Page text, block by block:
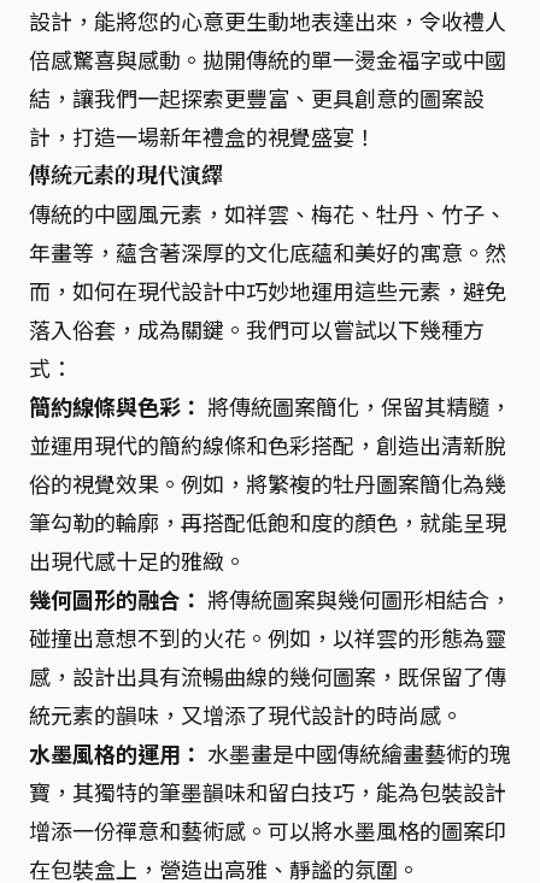
設計，能將您的心意更生動地表達出來，令收禮人
倍感驚喜與感動。拋開傳統的單一燙金福字或中國
結，讓我們一起探索更豐富、更具創意的圖案設
計，打造一場新年禮盒的視覺盛宴！
傳統元素的現代演繹
傳統的中國風元素，如祥雲、梅花、牡丹、竹子、
年畫等，蘊含著深厚的文化底蘊和美好的寓意。然
而，如何在現代設計中巧妙地運用這些元素，避免
落入俗套，成為關鍵。我們可以嘗試以下幾種方
式：
簡約線條與色彩： 將傳統圖案簡化，保留其精髓，
並運用現代的簡約線條和色彩搭配，創造出清新脫
俗的視覺效果。例如，將繁複的牡丹圖案簡化為幾
筆勾勒的輪廓，再搭配低飽和度的顏色，就能呈現
出現代感十足的雅緻。
幾何圖形的融合： 將傳統圖案與幾何圖形相結合，
碰撞出意想不到的火花。例如，以祥雲的形態為靈
感，設計出具有流暢曲線的幾何圖案，既保留了傳
統元素的韻味，又增添了現代設計的時尚感。
水墨風格的運用： 水墨畫是中國傳統繪畫藝術的瑰
寶，其獨特的筆墨韻味和留白技巧，能為包裝設計
增添一份禪意和藝術感。可以將水墨風格的圖案印
在包裝盒上，營造出高雅、靜謐的氛圍。